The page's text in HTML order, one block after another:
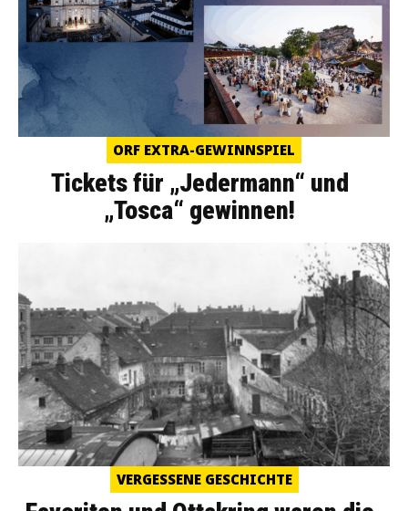
ORF EXTRA-GEWINNSPIEL
Tickets für „Jedermann“ und
„Tosca“ gewinnen!
VERGESSENE GESCHICHTE